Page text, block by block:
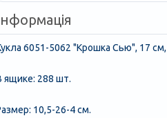
6051-5062 "Крошка Сью", 17
ящике: 288 шт.
10,5-26-4 см.